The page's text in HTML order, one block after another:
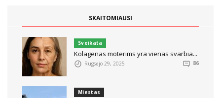
SKAITOMIAUSI
Sveikata
Kolagenas moterims yra vienas svarbia...
Rugsėjo 29, 2025 86
Miestas